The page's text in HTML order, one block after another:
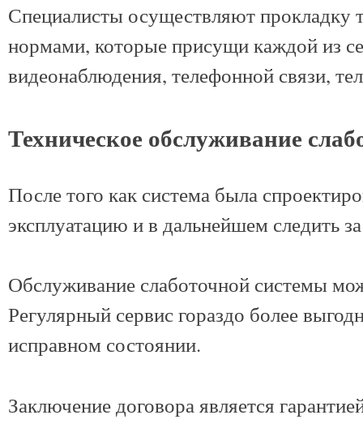
Специалисты осуществляют прокладку
нормами, которые присущи каждой из
видеонаблюдения, телефонной связи,
Техническое обслуживание
После того как система была
эксплуатацию и в дальнейшем следить
Обслуживание слаботочной системы
Регулярный сервис гораздо более
исправном состоянии.
Заключение договора является